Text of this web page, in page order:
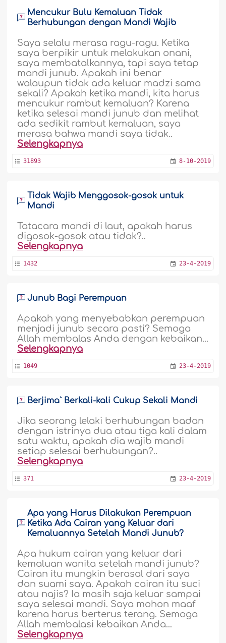
Mencukur Bulu Kemaluan Tidak
Berhubungan dengan Mandi Wajib
Saya selalu merasa ragu-ragu. Ketika
saya berpikir untuk melakukan onani,
saya membatalkannya, tapi saya tetap
mandi junub. Apakah ini benar
walaupun tidak ada keluar madzi sama
sekali? Apakah ketika mandi, kita harus
mencukur rambut kemaluan? Karena
ketika selesai mandi junub dan melihat
ada sedikit rambut kemaluan, saya
merasa bahwa mandi saya tidak..
Selengkapnya
31893 8-10-2019
Tidak Wajib Menggosok-gosok untuk
Mandi
Tatacara mandi di laut, apakah harus
digosok-gosok atau tidak?..
Selengkapnya
1432 23-4-2019
Junub Bagi Perempuan
Apakah yang menyebabkan perempuan
menjadi junub secara pasti? Semoga
Allah membalas Anda dengan kebaikan...
Selengkapnya
1049 23-4-2019
Berjima` Berkali-kali Cukup Sekali Mandi
Jika seorang lelaki berhubungan badan
dengan istrinya dua atau tiga kali dalam
satu waktu, apakah dia wajib mandi
setiap selesai berhubungan?..
Selengkapnya
371 23-4-2019
Apa yang Harus Dilakukan Perempuan
Ketika Ada Cairan yang Keluar dari
Kemaluannya Setelah Mandi Junub?
Apa hukum cairan yang keluar dari
kemaluan wanita setelah mandi junub?
Cairan itu mungkin berasal dari saya
dan suami saya. Apakah cairan itu suci
atau najis? Ia masih saja keluar sampai
saya selesai mandi. Saya mohon maaf
karena harus berterus terang. Semoga
Allah membalasi kebaikan Anda...
Selengkapnya